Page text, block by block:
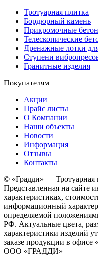
Тротуарная плитка
Бордюрный камень
Прикромочные
Телескопические
Дренажные лотки
Ступени
Гранитные изделия
Покупателям
Акции
Прайс листы
О Компании
Наши объекты
Новости
Информация
Отзывы
Контакты
© «Градди» — Тротуарная
Представленная на сайте
характеристиках,
информационный
определяемой
РФ. Актуальные цвета,
характеристики изделий
заказе продукции в офисе
ООО «ГРАДДИ»